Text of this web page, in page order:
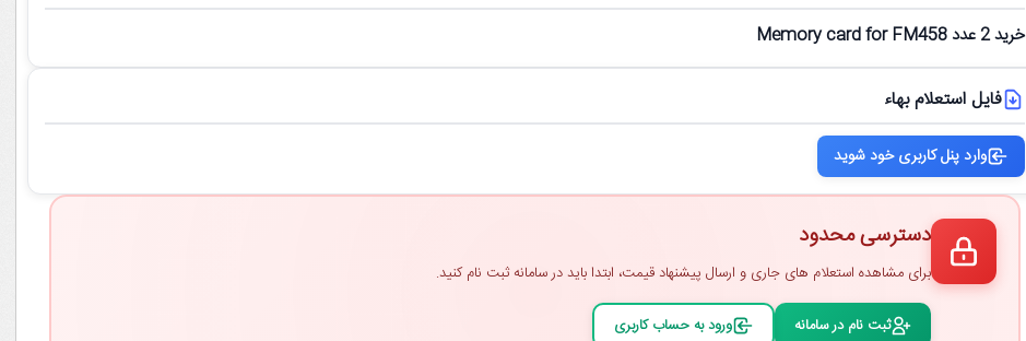
خرید 2 عدد Memory card for FM458
فایل استعلام بهاء
وارد پنل کاربری خود شوید
دسترسی محدود
برای مشاهده استعلام ‌های جاری و ارسال پیشنهاد قیمت، ابتدا باید در سامانه ثبت ‌نام کنید.
ثبت ‌نام در سامانه ورود به حساب کاربری